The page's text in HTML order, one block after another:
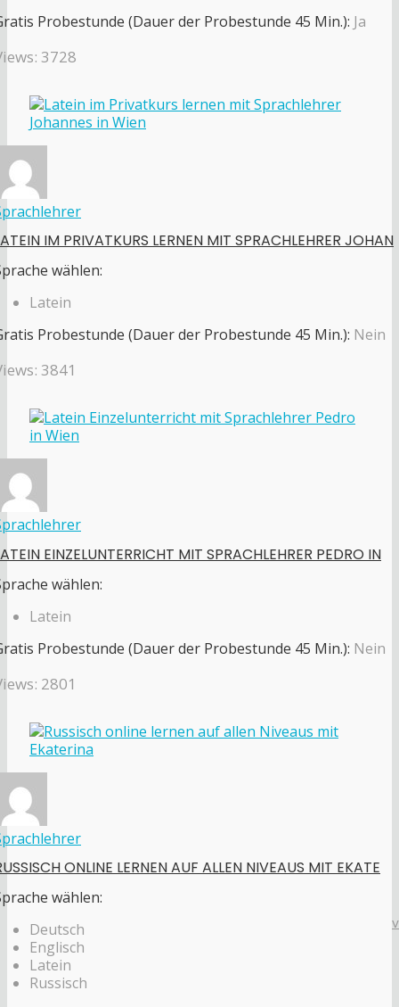
Probestunde (Dauer der Probestunde 45 Min.): Ja
3728
IM PRIVATKURS LERNEN MIT SPRACHLEHRER JOHAN
wählen:
Latein
Probestunde (Dauer der Probestunde 45 Min.): Nein
3841
EINZELUNTERRICHT MIT SPRACHLEHRER PEDRO IN
wählen:
Latein
Probestunde (Dauer der Probestunde 45 Min.): Nein
2801
ONLINE LERNEN AUF ALLEN NIVEAUS MIT EKATE
wählen:
Deutsch
Englisch
Latein
Russisch